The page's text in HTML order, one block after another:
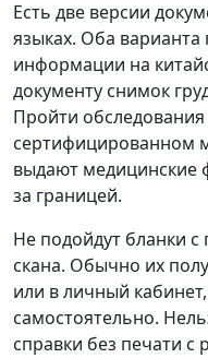
Есть две версии
языках. Оба
информации на
документу снимок
Пройти
сертифицированном
выдают медицинские
за границей.
Не подойдут бланки
скана. Обычно их
или в личный
самостоятельно.
справки без печати